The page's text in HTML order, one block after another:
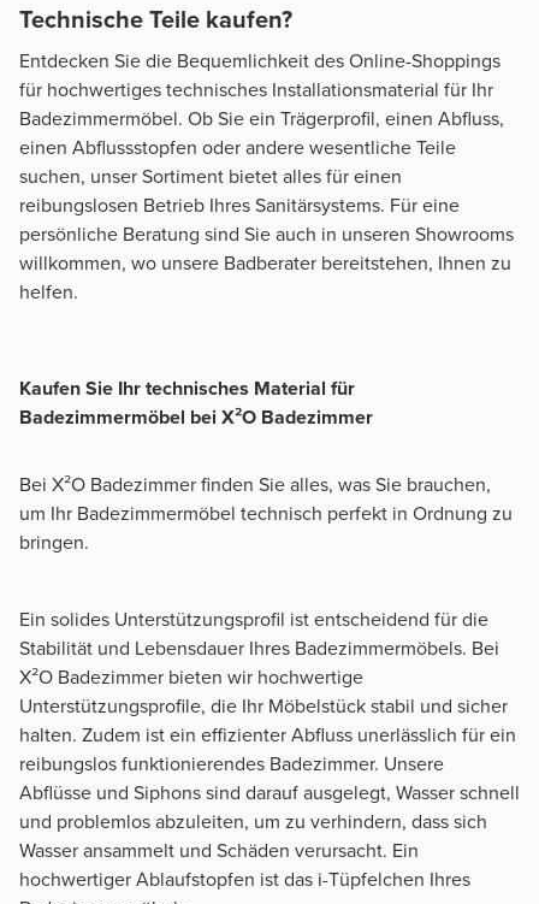
Technische Teile kaufen?
Entdecken Sie die Bequemlichkeit des Online-Shoppings
für hochwertiges technisches Installationsmaterial für Ihr
Badezimmermöbel. Ob Sie ein Trägerprofil, einen Abfluss,
einen Abflussstopfen oder andere wesentliche Teile
suchen, unser Sortiment bietet alles für einen
reibungslosen Betrieb Ihres Sanitärsystems. Für eine
persönliche Beratung sind Sie auch in unseren Showrooms
willkommen, wo unsere Badberater bereitstehen, Ihnen zu
helfen.
Kaufen Sie Ihr technisches Material für
Badezimmermöbel bei X²O Badezimmer
Bei X²O Badezimmer finden Sie alles, was Sie brauchen,
um Ihr Badezimmermöbel technisch perfekt in Ordnung zu
bringen.
Ein solides Unterstützungsprofil ist entscheidend für die
Stabilität und Lebensdauer Ihres Badezimmermöbels. Bei
X²O Badezimmer bieten wir hochwertige
Unterstützungsprofile, die Ihr Möbelstück stabil und sicher
halten. Zudem ist ein effizienter Abfluss unerlässlich für ein
reibungslos funktionierendes Badezimmer. Unsere
Abflüsse und Siphons sind darauf ausgelegt, Wasser schnell
und problemlos abzuleiten, um zu verhindern, dass sich
Wasser ansammelt und Schäden verursacht. Ein
hochwertiger Ablaufstopfen ist das i-Tüpfelchen Ihres